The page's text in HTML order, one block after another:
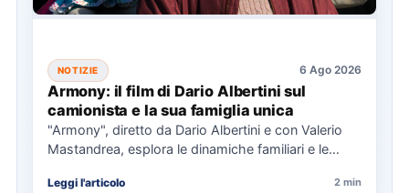
NOTIZIE 6 Ago 2026
Armony: il film di Dario Albertini sul
camionista e la sua famiglia unica
"Armony", diretto da Dario Albertini e con Valerio
Mastandrea, esplora le dinamiche familiari e le
Leggi l'articolo 2 min